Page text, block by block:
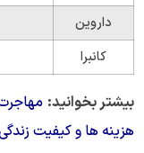
داروین
کانبرا
بیشتر بخوانید:
هزینه ها و کیفیت